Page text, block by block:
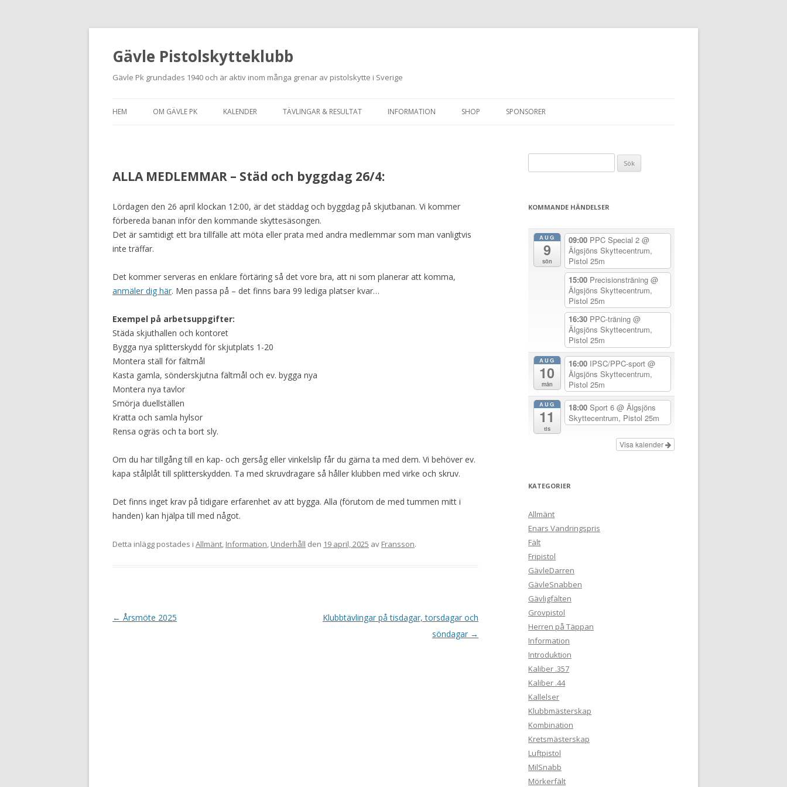
Gävle Pistolskytteklubb
Gävle Pk grundades 1940 och är aktiv inom många grenar av pistolskytte i Sverige
till
HEM OM GÄVLE PK
KONTAKT
STADGAR
KALENDER TÄVLINGAR & RESULTAT INFORMATION
FÄLTSKYTTE
VAPENLICENS &
SHOP SPONSORER
ALLA MEDLEMMAR – Städ och byggdag 26/4:
Lördagen den 26 april klockan 12:00, är det städdag och byggdag på skjutbanan. Vi kommer
förbereda banan inför den kommande skyttesäsongen.
Det är samtidigt ett bra tillfälle att möta eller prata med andra medlemmar som man vanligtvis
inte träffar.
Det kommer serveras en enklare förtäring så det vore bra, att ni som planerar att komma,
anmäler dig här. Men passa på – det finns bara 99 lediga platser kvar…
Exempel på arbetsuppgifter:
Städa skjuthallen och kontoret
Bygga nya splitterskydd för skjutplats 1-20
Montera ställ för fältmål
Kasta gamla, sönderskjutna fältmål och ev. bygga nya
Montera nya tavlor
Smörja duellställen
Kratta och samla hylsor
Rensa ogräs och ta bort sly.
Om du har tillgång till en kap- och gersåg eller vinkelslip får du gärna ta med dem. Vi behöver ev.
kapa stålplåt till splitterskydden. Ta med skruvdragare så håller klubben med virke och skruv.
Det finns inget krav på tidigare erfarenhet av att bygga. Alla (förutom de med tummen mitt i
handen) kan hjälpa till med något.
Detta inlägg postades i Allmänt, Information, Underhåll den 19 april, 2025 av Fransson.
I← Årsmöte 2025
Klubbtävlingar på tisdagar, torsdagar och
söndagar →
efter:
KOMMANDE HÄNDELSER
AUG
9
sön
09:00 PPC Special 2 @
Älgsjöns Skyttecentrum,
Pistol 25m
15:00 Precisionsträning @
Älgsjöns Skyttecentrum,
Pistol 25m
16:30 PPC-träning @
Älgsjöns Skyttecentrum,
Pistol 25m
AUG
10
mån
16:00 IPSC/PPC-sport @
Älgsjöns Skyttecentrum,
Pistol 25m
AUG
11
tis
18:00 Sport 6 @ Älgsjöns
Skyttecentrum, Pistol 25m
Visa kalender
KATEGORIER
Allmänt
Enars Vandringspris
Fält
Fripistol
GävleDarren
GävleSnabben
Gävligfälten
Grovpistol
Herren på Täppan
Information
Introduktion
Kaliber .357
Kaliber .44
Kallelser
Klubbmästerskap
Kombination
Kretsmästerskap
Luftpistol
MilSnabb
Mörkerfält